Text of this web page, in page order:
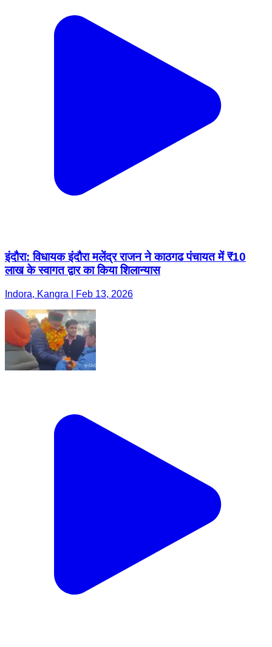
इंदौरा: विधायक इंदौरा मलेंद्र राजन ने काठगढ पंचायत में ₹10
लाख के स्वागत द्वार का किया शिलान्यास
Indora, Kangra | Feb 13, 2026